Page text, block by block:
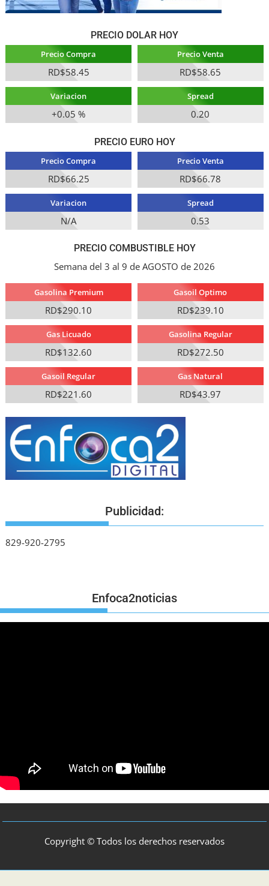
PRECIO DOLAR HOY
Precio Compra
RD$58.45
Precio Venta
RD$58.65
Variacion
+0.05 %
Spread
0.20
PRECIO EURO HOY
Precio Compra
RD$66.25
Precio Venta
RD$66.78
Variacion
N/A
Spread
0.53
PRECIO COMBUSTIBLE HOY
Semana del 3 al 9 de AGOSTO de 2026
Gasolina Premium
RD$290.10
Gasoil Optimo
RD$239.10
Gas Licuado
RD$132.60
Gasolina Regular
RD$272.50
Gasoil Regular
RD$221.60
Gas Natural
RD$43.97
Publicidad:
829-920-2795
Enfoca2noticias
Copyright © Todos los derechos reservados